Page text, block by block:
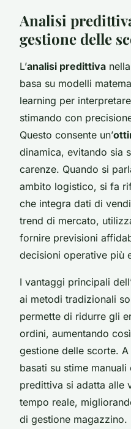
Analisi
gestione delle
L’analisi predittiva
basa su modelli
learning per
stimando con
Questo consente un’
dinamica, evitando sia
carenze. Quando si
ambito logistico, si fa
che integra dati di
trend di mercato,
fornire previsioni
decisioni operative più
I vantaggi principali
ai metodi tradizionali
permette di ridurre gli
ordini, aumentando
gestione delle scorte.
basati su stime manuali
predittiva si adatta alle
tempo reale,
di gestione magazzino.